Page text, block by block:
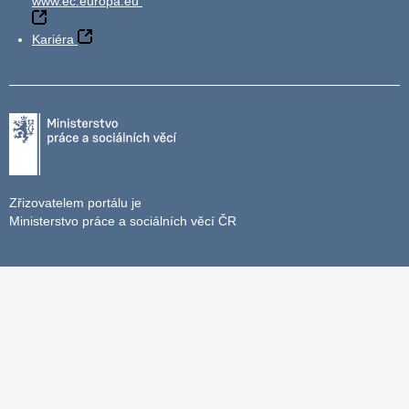
Kariéra
Zřizovatelem portálu je
Ministerstvo práce a sociálních věcí ČR